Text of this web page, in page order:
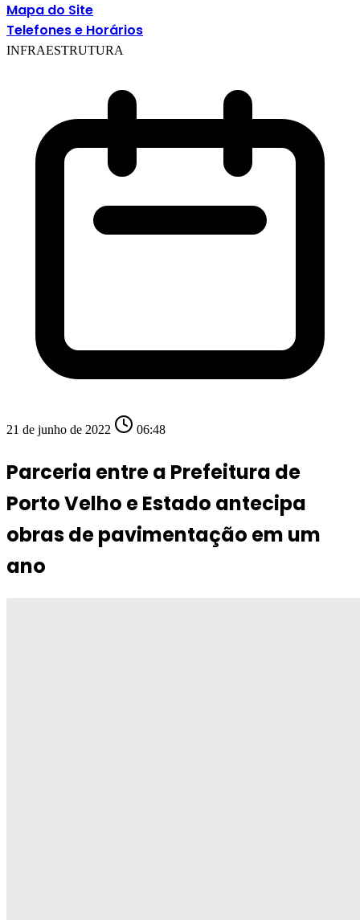
Mapa do Site
Telefones e Horários
INFRAESTRUTURA
21 de junho de 2022 06:48
Parceria entre a Prefeitura de
Porto Velho e Estado antecipa
obras de pavimentação em um
ano